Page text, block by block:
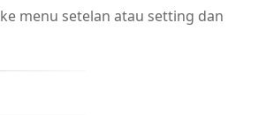
menu setelan atau setting dan